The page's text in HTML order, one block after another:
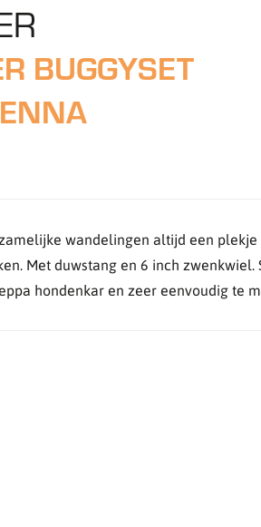
BUGGYSET
wandelingen altijd een plekje
Met duwstang en 6 inch zwenkwiel.
hondenkar en zeer eenvoudig te